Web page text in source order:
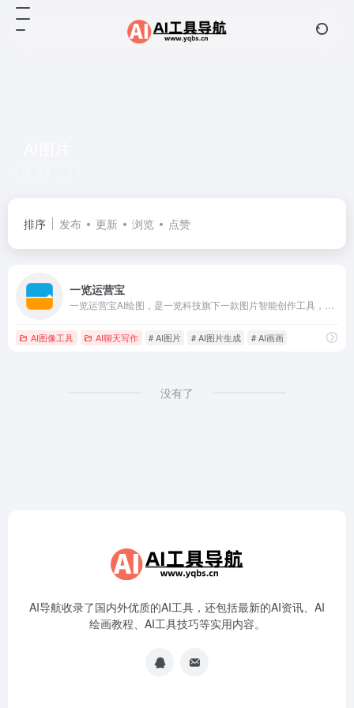
排序 发布 更新 浏览 点赞
一览运营宝
AI图像工具 AI聊天写作 # AI图片 # AI图片生成 # AI画画
没有了
AI导航收录了国内外优质的AI工具，还包括最新的AI资讯、AI
绘画教程、AI工具技巧等实用内容。